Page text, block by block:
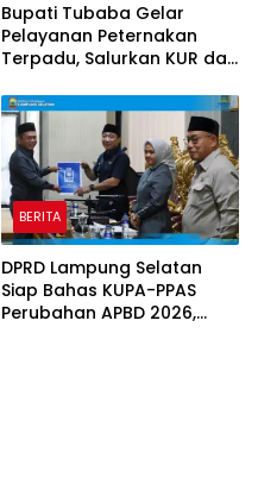
Bupati Tubaba Gelar
Pelayanan Peternakan
Terpadu, Salurkan KUR dan
Ketenagakerjaan
BERITA
DPRD Lampung Selatan
Siap Bahas KUPA-PPAS
Perubahan APBD 2026,